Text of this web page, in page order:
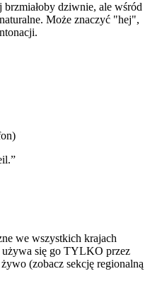
dziwnie, ale wśród
Może znaczyć "hej",
”
we wszystkich krajach
używa się go TYLKO przez
(zobacz sekcję regionalną